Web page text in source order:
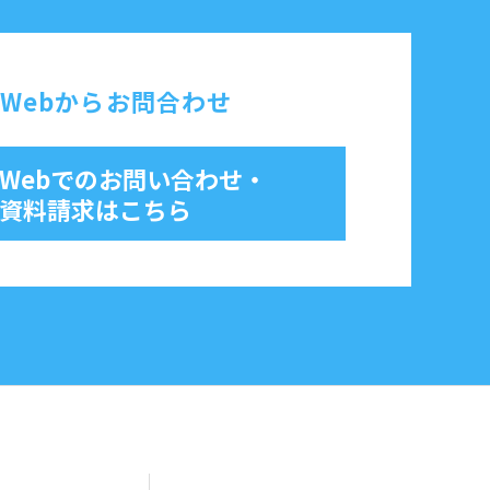
Webからお問合わせ
でのお問い合わせ・
料請求はこちら